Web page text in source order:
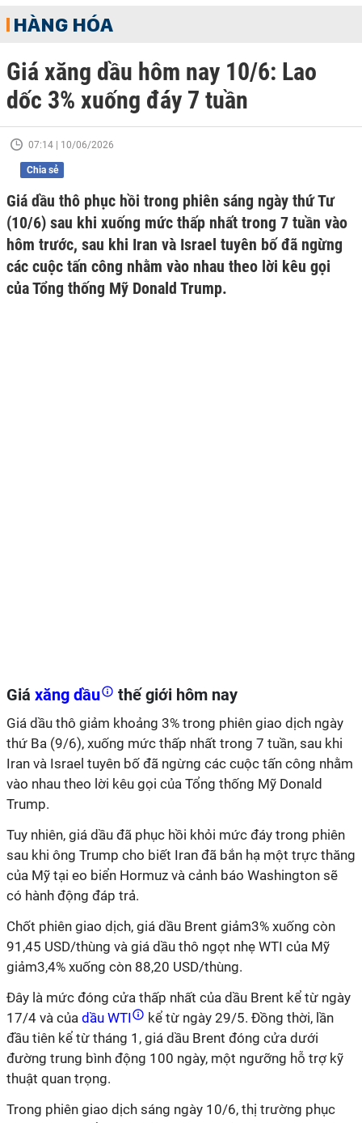
HÀNG HÓA
Giá xăng dầu hôm nay 10/6: Lao
dốc 3% xuống đáy 7 tuần
07:14 | 10/06/2026
Chia sẻ
Giá dầu thô phục hồi trong phiên sáng ngày thứ Tư
(10/6) sau khi xuống mức thấp nhất trong 7 tuần vào
hôm trước, sau khi Iran và Israel tuyên bố đã ngừng
các cuộc tấn công nhằm vào nhau theo lời kêu gọi
của Tổng thống Mỹ Donald Trump.
Giá xăng dầu thế giới hôm nay
Giá dầu thô giảm khoảng 3% trong phiên giao dịch ngày
thứ Ba (9/6), xuống mức thấp nhất trong 7 tuần, sau khi
Iran và Israel tuyên bố đã ngừng các cuộc tấn công nhằm
vào nhau theo lời kêu gọi của Tổng thống Mỹ Donald
Trump.
Tuy nhiên, giá dầu đã phục hồi khỏi mức đáy trong phiên
sau khi ông Trump cho biết Iran đã bắn hạ một trực thăng
của Mỹ tại eo biển Hormuz và cảnh báo Washington sẽ
có hành động đáp trả.
Chốt phiên giao dịch, giá dầu Brent giảm3% xuống còn
91,45 USD/thùng và giá dầu thô ngọt nhẹ WTI của Mỹ
giảm3,4% xuống còn 88,20 USD/thùng.
Đây là mức đóng cửa thấp nhất của dầu Brent kể từ ngày
17/4 và của dầu WTI
kể từ ngày 29/5. Đồng thời, lần
đầu tiên kể từ tháng 1, giá dầu Brent đóng cửa dưới
đường trung bình động 100 ngày, một ngưỡng hỗ trợ kỹ
thuật quan trọng.
Trong phiên giao dịch sáng ngày 10/6, thị trường phục